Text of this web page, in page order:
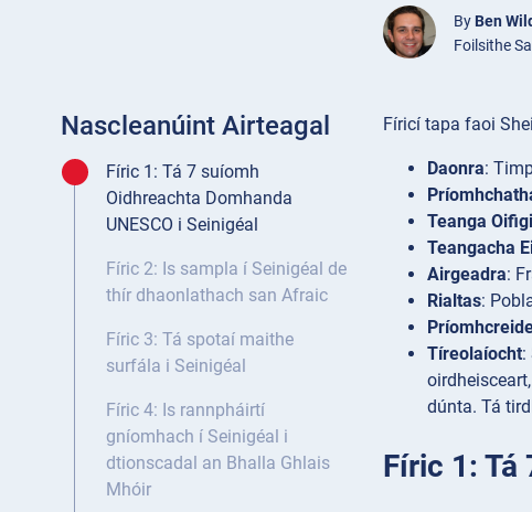
By Ben
Foilsithe
Nascleanúint Airteagal
Fíric 1: Tá 7 suíomh
Oidhreachta Domhanda
UNESCO i Seinigéal
Fíric 2: Is sampla í Seinigéal de
thír dhaonlathach san Afraic
Fíric 3: Tá spotaí maithe
surfála i Seinigéal
Fíric 4: Is rannpháirtí
gníomhach í Seinigéal i
dtionscadal an Bhalla Ghlais
Mhóir
Fíricí tapa faoi
Daonra:
Teanga
Teangacha
Airgeadra:
Rialtas:
Tíreolaíocht:
dúnta. Tá
Fíric 1: Tá